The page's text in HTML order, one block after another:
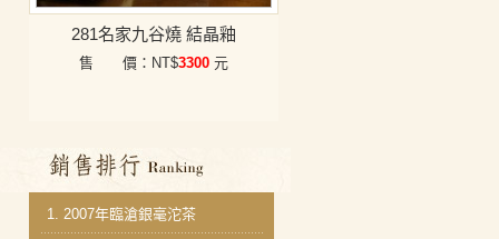
281名家九谷燒 結晶釉
售 價：NT$3300 元
銷售排行
1. 2007年臨滄銀毫沱茶